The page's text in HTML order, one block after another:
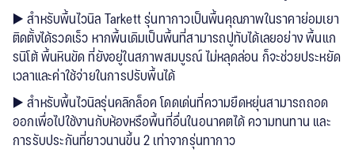
▶️ สำหรับพื้นไวนิล Tarkett รุ่นทากาวเป็นพื้นคุณภาพในราคาย่อมเยา
ติดตั้งได้รวดเร็ว หากพื้นเดิมเป็นพื้นที่สามารถปูทับได้เลยอย่าง พื้นแก
รนิโต้ พื้นหินขัด ที่ยังอยู่ในสภาพสมบูรณ์ ไม่หลุดล่อน ก็จะช่วยประหยัด
เวลาและค่าใช้จ่ายในการปรับพื้นได้
▶️ สำหรับพื้นไวนิลรุ่นคลิกล็อค โดดเด่นที่ความยืดหยุ่นสามารถถอด
ออกเพื่อไปใช้งานกับห้องหรือพื้นที่อื่นในอนาคตได้ ความทนทาน และ
การรับประกันที่ยาวนานขึ้น 2 เท่าจากรุ่นทากาว